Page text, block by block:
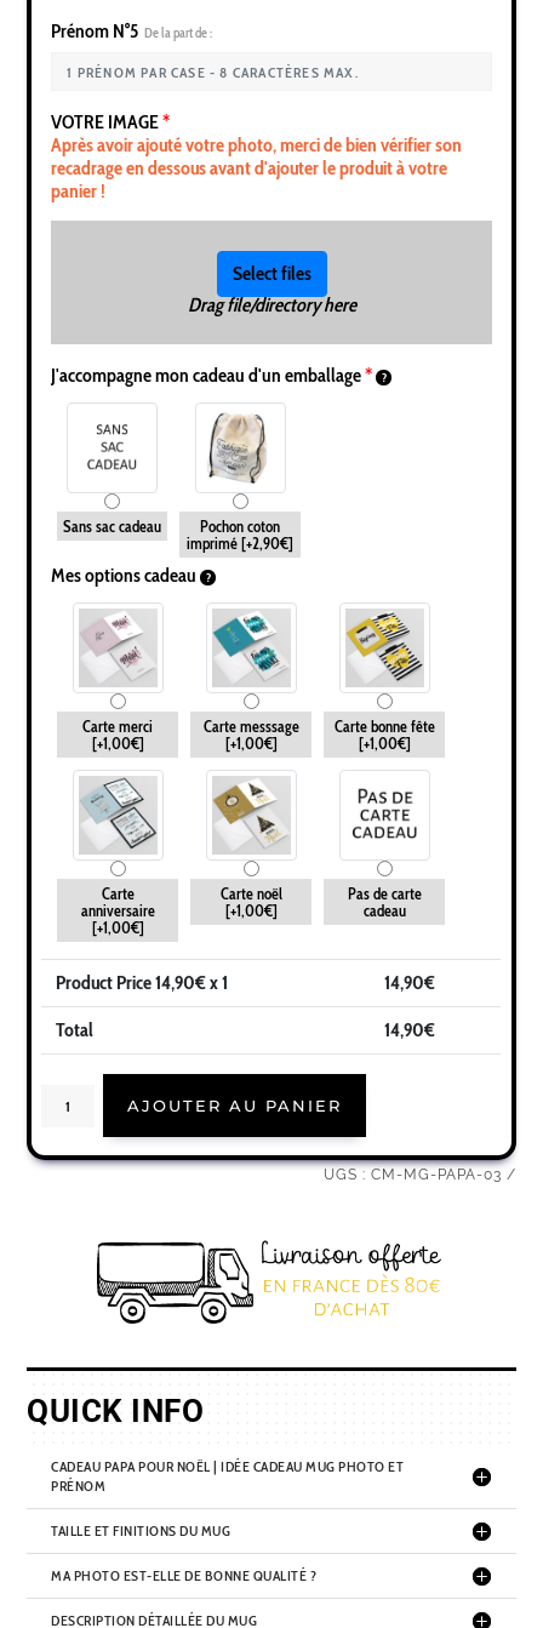
Prénom N°5 De la part de :
VOTRE IMAGE*
Après avoir ajouté votre photo, merci de bien vérifier son
recadrage en dessous avant d'ajouter le produit à votre
panier !
Select files
Drag file/directory here
J'accompagne mon cadeau d'un emballage*
Sans sac cadeau
Pochon coton
imprimé[+2,90€]
Mes options cadeau
Carte merci
[+1,00€]
Carte messsage
[+1,00€]
Carte bonne fête
[+1,00€]
Carte
anniversaire
[+1,00€]
Carte noël
[+1,00€]
Pas de carte
cadeau
Product Price14,90€ x 1 14,90€
Total 14,90€
pour
prénom
AJOUTER AU PANIER
UGS : CM-MG-PAPA-03
QUICK INFO
CADEAU PAPA POUR NOËL | IDÉE CADEAU MUG PHOTO ET
PRÉNOM
TAILLE ET FINITIONS DU MUG
MA PHOTO EST-ELLE DE BONNE QUALITÉ ?
DESCRIPTION DÉTAILLÉE DU MUG